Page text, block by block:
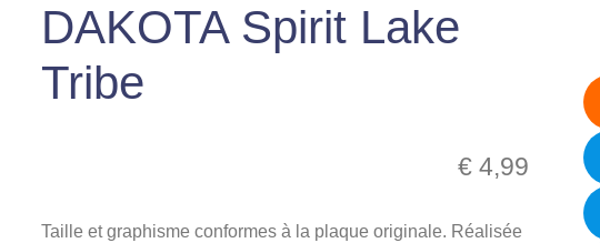
DAKOTA Spirit Lake
Tribe
€ 4,99
Taille et graphisme conformes à la plaque originale. Réalisée